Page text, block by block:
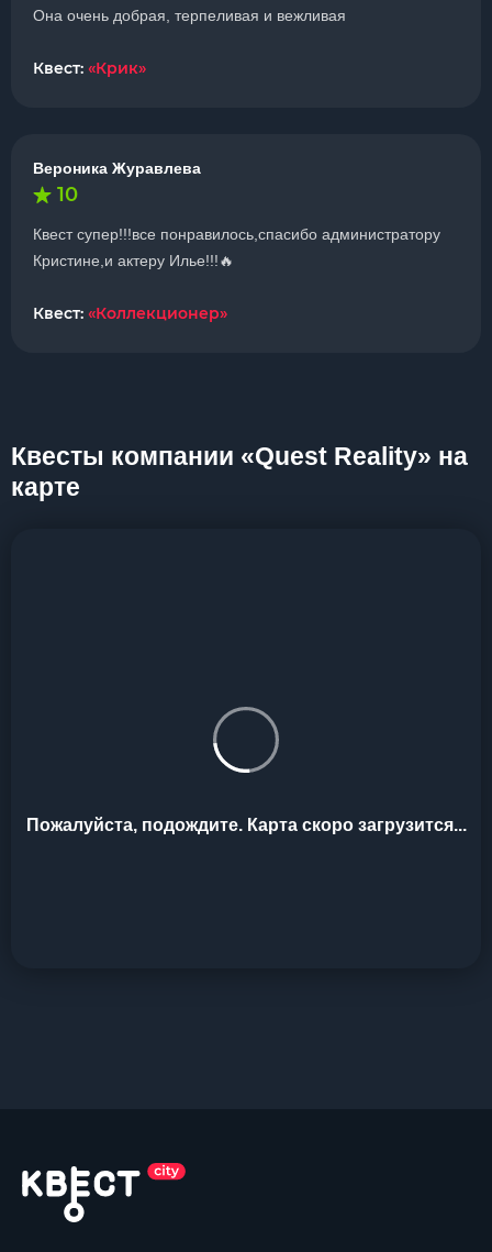
Она очень добрая, терпеливая и вежливая
Квест: «Крик»
Вероника Журавлева
10
Квест супер!!!все понравилось,спасибо администратору
Кристине,и актеру Илье!!!🔥
Квест: «Коллекционер»
Квесты компании «Quest Reality» на
карте
Пожалуйста, подождите. Карта скоро загрузится...